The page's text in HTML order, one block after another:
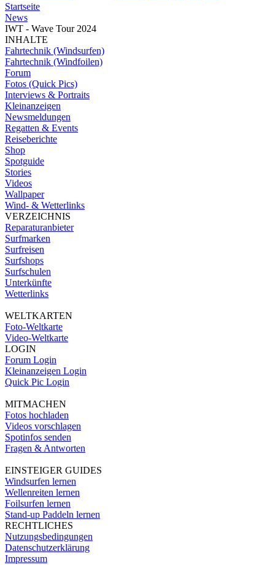
Startseite
News
IWT - Wave Tour 2024
INHALTE
Fahrtechnik (Windsurfen)
Fahrtechnik (Windfoilen)
Forum
Fotos (Quick Pics)
Interviews & Portraits
Kleinanzeigen
Newsmeldungen
Regatten & Events
Reiseberichte
Shop
Spotguide
Stories
Videos
Wallpaper
Wind- & Wetterlinks
VERZEICHNIS
Reparaturanbieter
Surfmarken
Surfreisen
Surfshops
Surfschulen
Unterkünfte
Wetterlinks
WELTKARTEN
Foto-Weltkarte
Video-Weltkarte
LOGIN
Forum Login
Kleinanzeigen Login
Quick Pic Login
MITMACHEN
Fotos hochladen
Videos vorschlagen
Spotinfos senden
Fragen & Antworten
EINSTEIGER GUIDES
Windsurfen lernen
Wellenreiten lernen
Foilsurfen lernen
Stand-up Paddeln lernen
RECHTLICHES
Nutzungsbedingungen
Datenschutzerklärung
Impressum